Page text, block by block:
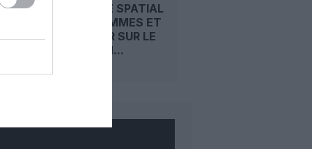
TOURISME SPATIAL
: DEUX FEMMES ET
UN SENIOR SUR LE
PROCHAIN...